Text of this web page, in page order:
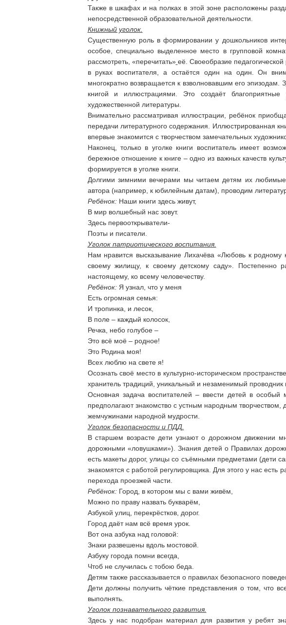
Также в шкафах и на полках в этой зоне расположены
непосредственной образовательной деятельности.
Книжный уголок.
Существенную роль в формировании у дошкольников
особое, специально выделенное место в групповой
рассмотреть, «перечитать» её. Своеобразие
в руках воспитателя, а остаётся один на один. Он
многократно возвращается к взволновавшим его эпизодам.
книгой и иллюстрациями. Это создаёт благоприятные
художественной литературы.
Внимательно рассматривая иллюстрации, ребёнок
передачи литературного содержания. Иллюстрированная
впервые знакомится с творчеством замечательных
Наконец, только в уголке книги воспитатель имеет
бережное отношение к книге – одно из важных качеств
формируется в уголке книги.
Долгими зимними вечерами мы читаем детям их любимые
автора (например, к юбилейным датам), проводим
Ребёнок: Наши книги здесь живут,
В мир волшебный нас зовут.
Здесь первооткрыватели-
Поэты и писатели.
Уголок патриотического воспитания.
Нам нравится высказывание Лихачёва «Любовь к
своему жилищу, к своему детскому саду».
настоящему, ко всему человечеству.
Ребёнок: Я узнал, что у меня
Есть огромная семья:
И тропинка, и лесок,
В поле – каждый колосок,
Речка, небо голубое –
Это всё моё – родное!
Это Родина моя!
Всех люблю на свете я!
Осознать своё место в культурно-историческом
хранитель традиций, уникальный и незаменимый проводник
Основная задача воспитателей – ввести детей в
предполагают знакомство с устным народным творчеством,
жемчужинами народной мудрости.
Уголок безопасности и ПДД.
В старшем возрасте дети узнают о дорожном движении
дорожными «ловушками»). Знания детей о Правилах
есть макеты дорог, улицы со съёмными предметами (дети
знакомятся с работой регулировщика. Для этого у нас есть
перехода проезжей части.
Ребёнок: Город, в котором мы с вами живём,
Можно по праву назвать букварём,
Азбукой улиц, перекрёстков, дорог.
Город даёт нам всё время урок.
Вот она азбука над головой:
Знаки развешены вдоль мостовой.
Азбуку города помни всегда,
Чтоб не случилась с тобою беда.
Детям также рассказывается о правилах безопасного
Дети должны получить чёткие представления о том, что
выполнять.
Уголок познавательного развития.
Здесь у нас подобран материал для развития у ребят